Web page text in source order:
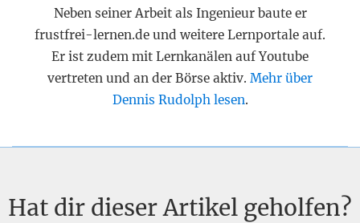
Neben seiner Arbeit als Ingenieur baute er
frustfrei-lernen.de und weitere Lernportale auf.
Er ist zudem mit Lernkanälen auf Youtube
vertreten und an der Börse aktiv. Mehr über
Dennis Rudolph lesen.
Hat dir dieser Artikel geholfen?